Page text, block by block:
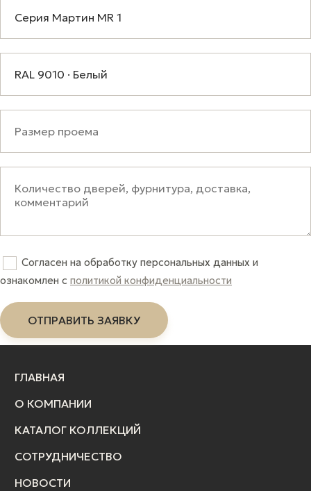
Согласен на обработку персональных данных и
ознакомлен c политикой конфиденциальности
ГЛАВНАЯ
О КОМПАНИИ
КАТАЛОГ КОЛЛЕКЦИЙ
СОТРУДНИЧЕСТВО
НОВОСТИ